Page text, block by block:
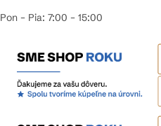
Pon – Pia: 7:00 – 15:00